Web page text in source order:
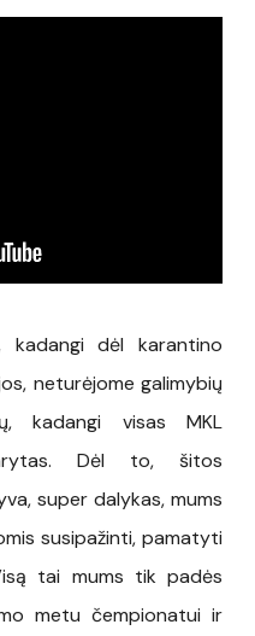
kadangi dėl karantino
neturėjome galimybių
kadangi visas MKL
Dėl to, šitos
super dalykas, mums
susipažinti, pamatyti
tai mums tik padės
metu čempionatui ir